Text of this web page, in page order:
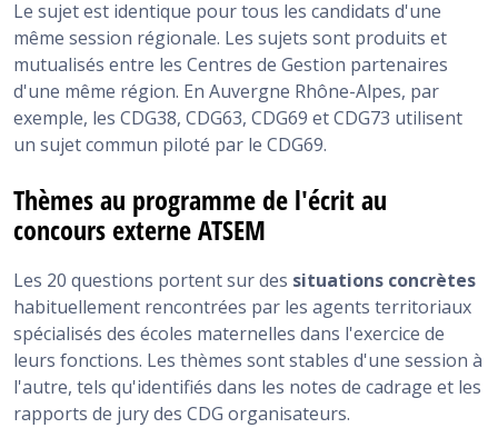
Le sujet est identique pour tous les candidats d'une
même session régionale. Les sujets sont produits et
mutualisés entre les Centres de Gestion partenaires
d'une même région. En Auvergne Rhône-Alpes, par
exemple, les CDG38, CDG63, CDG69 et CDG73 utilisent
un sujet commun piloté par le CDG69.
Thèmes au programme de l'écrit au
concours externe ATSEM
Les 20 questions portent sur des situations concrètes
habituellement rencontrées par les agents territoriaux
spécialisés des écoles maternelles dans l'exercice de
leurs fonctions. Les thèmes sont stables d'une session à
l'autre, tels qu'identifiés dans les notes de cadrage et les
rapports de jury des CDG organisateurs.